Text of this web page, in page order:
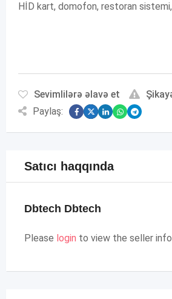
HİD kart, domofon, restoran
Sevimlilərə əlavə et
Paylaş:
Satıcı haqqında
Dbtech Dbtech
Please login to view the seller